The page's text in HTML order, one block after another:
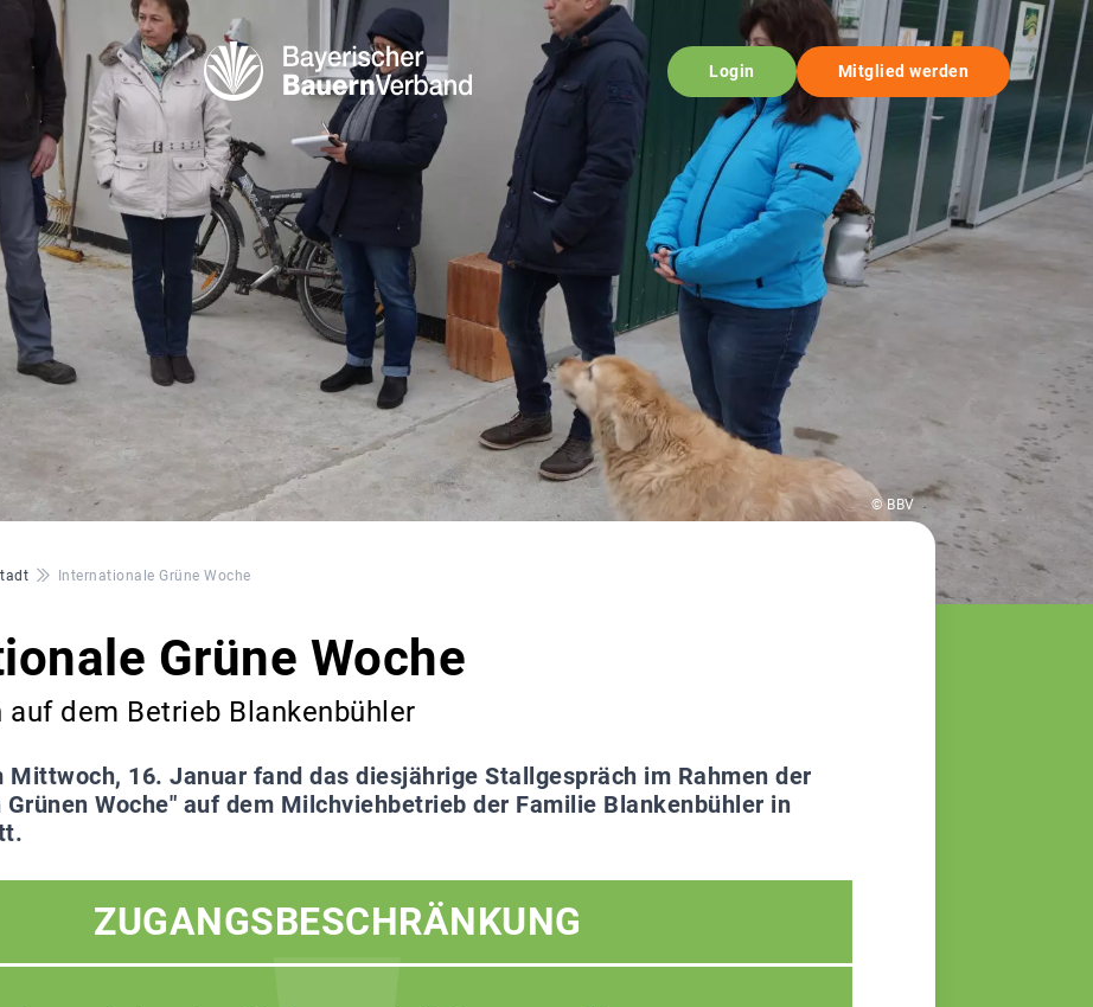
Login Mitglied werden
© BBV
Internationale Grüne Woche
Grüne Woche
auf dem Betrieb Blankenbühler
Mittwoch, 16. Januar fand das diesjährige Stallgespräch im Rahmen der
Woche" auf dem Milchviehbetrieb der Familie Blankenbühler in
ZUGANGSBESCHRÄNKUNG